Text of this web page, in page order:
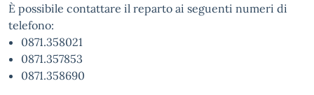
È possibile contattare il reparto ai seguenti numeri di
telefono:
0871.358021
0871.357853
0871.358690